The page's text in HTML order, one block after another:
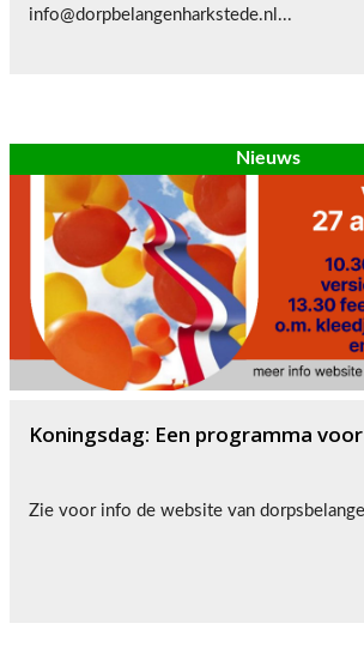
Nieuws
Koningsdag: Een programma
Zie voor info de website van
info@dorpbelangenharkstede.nl...